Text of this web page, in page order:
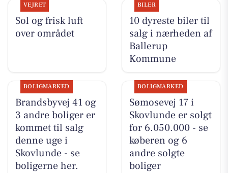
VEJRET
Sol og frisk luft
over området
BILER
10 dyreste biler til
salg i nærheden af
Ballerup
Kommune
BOLIGMARKED
Brandsbyvej 41 og
3 andre boliger er
kommet til salg
denne uge i
Skovlunde - se
boligerne her.
BOLIGMARKED
Sømosevej 17 i
Skovlunde er solgt
for 6.050.000 - se
køberen og 6
andre solgte
boliger